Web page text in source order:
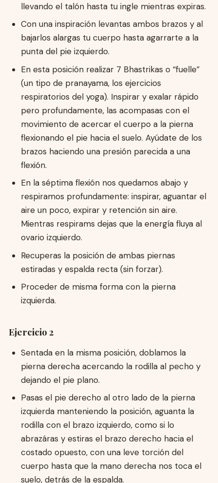
llevando el talón hasta tu ingle mientras expiras.
Con una inspiración levantas ambos brazos y al
bajarlos alargas tu cuerpo hasta agarrarte a la
punta del pie izquierdo.
En esta posición realizar 7 Bhastrikas o “fuelle”
(un tipo de pranayama, los ejercicios
respiratorios del yoga). Inspirar y exalar rápido
pero profundamente, las acompasas con el
movimiento de acercar el cuerpo a la pierna
flexionando el pie hacia el suelo. Ayúdate de los
brazos haciendo una presión parecida a una
flexión.
En la séptima flexión nos quedamos abajo y
respiramos profundamente: inspirar, aguantar el
aire un poco, expirar y retención sin aire.
Mientras respirams dejas que la energía fluya al
ovario izquierdo.
Recuperas la posición de ambas piernas
estiradas y espalda recta (sin forzar).
Proceder de misma forma con la pierna
izquierda.
Ejercicio 2
Sentada en la misma posición, doblamos la
pierna derecha acercando la rodilla al pecho y
dejando el pie plano.
Pasas el pie derecho al otro lado de la pierna
izquierda manteniendo la posición, aguanta la
rodilla con el brazo izquierdo, como si lo
abrazáras y estiras el brazo derecho hacia el
costado opuesto, con una leve torción del
cuerpo hasta que la mano derecha nos toca el
suelo, detrás de la espalda.